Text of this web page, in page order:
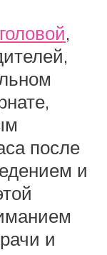
,
после
и
и